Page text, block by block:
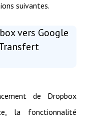
suivantes.
vers Google
de Dropbox
la fonctionnalité